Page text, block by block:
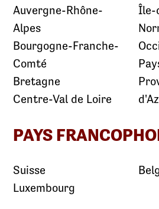
Auvergne-Rhône-
Alpes
Bourgogne-Franche-
Comté
Bretagne
Centre-Val de Loire
Île-
PAYS
Suisse
Luxembourg